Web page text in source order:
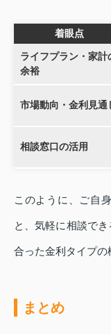
着眼点
ライフプラン・家計
余裕
市場動向・金利見通
相談窓口の活用
このように、ご自
と、気軽に相談で
合った金利タイプの
まとめ